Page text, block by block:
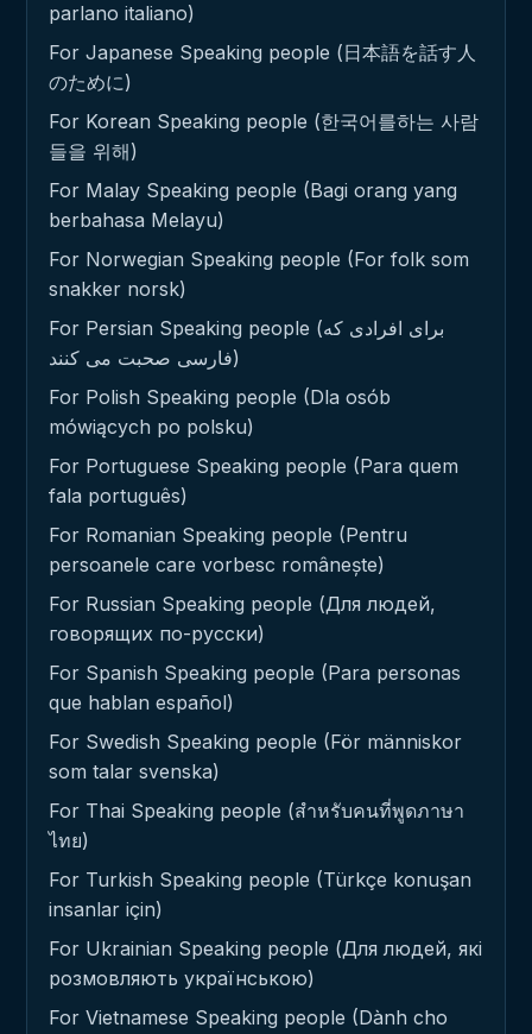
parlano italiano)
For Japanese Speaking people (日本語を話す人
のために)
For Korean Speaking people (한국어를하는 사람
들을 위해)
For Malay Speaking people (Bagi orang yang
berbahasa Melayu)
For Norwegian Speaking people (For folk som
snakker norsk)
For Persian Speaking people (برای افرادی که
فارسی صحبت می کنند)
For Polish Speaking people (Dla osób
mówiących po polsku)
For Portuguese Speaking people (Para quem
fala português)
For Romanian Speaking people (Pentru
persoanele care vorbesc românește)
For Russian Speaking people (Для людей,
говорящих по-русски)
For Spanish Speaking people (Para personas
que hablan español)
For Swedish Speaking people (För människor
som talar svenska)
For Thai Speaking people (สำหรับคนที่พูดภาษา
ไทย)
For Turkish Speaking people (Türkçe konuşan
insanlar için)
For Ukrainian Speaking people (Для людей, які
розмовляють українською)
For Vietnamese Speaking people (Dành cho